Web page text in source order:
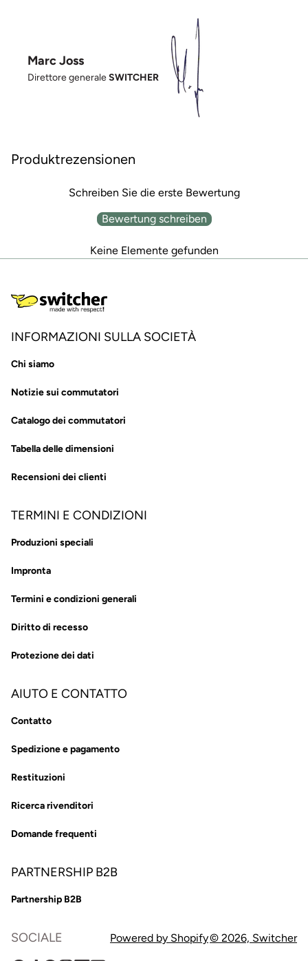
Marc Joss
Direttore generaleSWITCHER
Produktrezensionen
Schreiben Sie die erste Bewertung
Bewertung schreiben
Keine Elemente gefunden
INFORMAZIONI SULLA SOCIETÀ
Chi siamo
Notizie sui commutatori
Catalogo dei commutatori
Tabella delle dimensioni
Recensioni dei clienti
TERMINI E CONDIZIONI
Produzioni speciali
Impronta
Termini e condizioni generali
Diritto di recesso
Protezione dei dati
AIUTO E CONTATTO
Contatto
Spedizione e pagamento
Restituzioni
Ricerca rivenditori
Domande frequenti
PARTNERSHIP B2B
Partnership B2B
SOCIALE Powered by Shopify© 2026, Switcher